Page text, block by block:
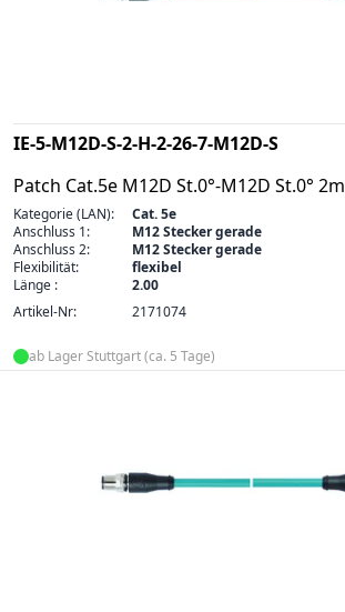
IE-5-M12D-S-2-H-2-26-7-M12D-S
Patch Cat.5e M12D St.0°-M12D St.0° 2m
Kategorie (LAN):
Cat. 5e
Anschluss 1:
M12 Stecker gerade
Anschluss 2:
M12 Stecker gerade
Flexibilität:
flexibel
Länge :
2.00
Artikel-Nr:
2171074
ab Lager Stuttgart (ca. 5 Tage)